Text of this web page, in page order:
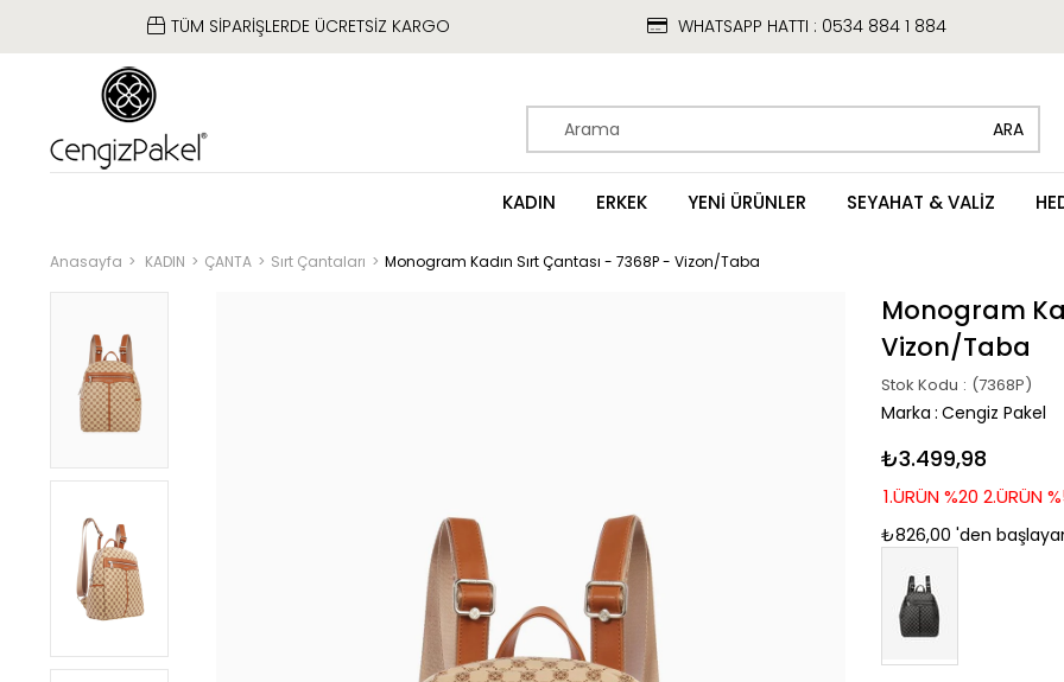
TÜM SİPARİŞLERDE ÜCRETSİZ KARGO WHATSAPP HATTI : 0534 884 1 884
KADIN ERKEK YENİ ÜRÜNLER SEYAHAT & VALİZ
Anasayfa KADIN ÇANTA Sırt Çantaları Monogram Kadın Sırt Çantası - 7368P - Vizon/Taba
Monogram
Vizon/Taba
Stok Kodu (7368P)
Marka : Cengiz Pakel
₺3.499,98
1.ÜRÜN %20 2.ÜRÜN
₺826,00 'den